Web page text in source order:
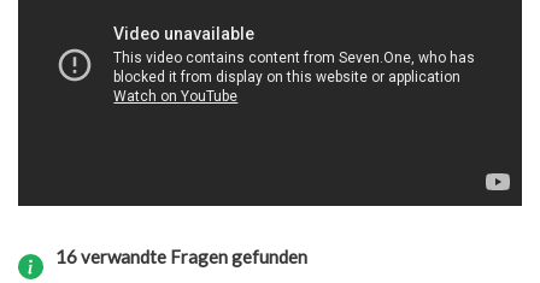
16 verwandte Fragen gefunden